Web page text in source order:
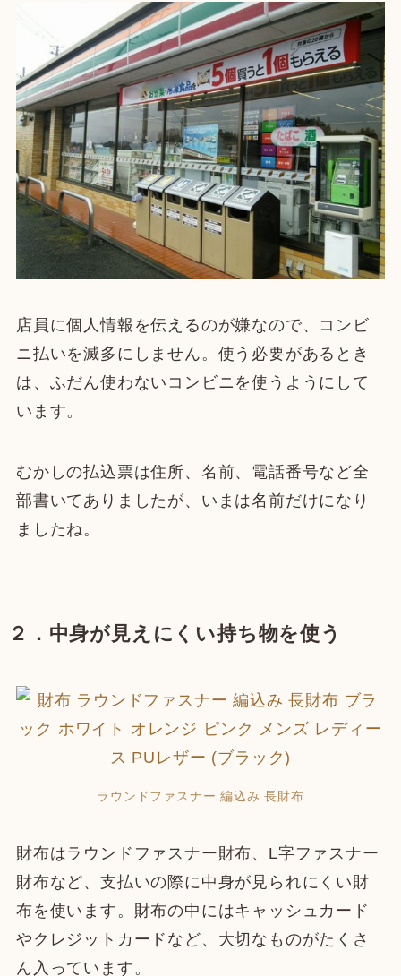
店員に個人情報を伝えるのが嫌なので、コンビ
ニ払いを滅多にしません。使う必要があるとき
は、ふだん使わないコンビニを使うようにして
います。
むかしの払込票は住所、名前、電話番号など全
部書いてありましたが、いまは名前だけになり
ましたね。
２．中身が見えにくい持ち物を使う
ラウンドファスナー 編込み 長財布
財布はラウンドファスナー財布、L字ファスナー
財布など、支払いの際に中身が見られにくい財
布を使います。財布の中にはキャッシュカード
やクレジットカードなど、大切なものがたくさ
ん入っています。